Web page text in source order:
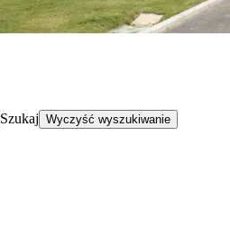
Szukaj Wyczyść wyszukiwanie